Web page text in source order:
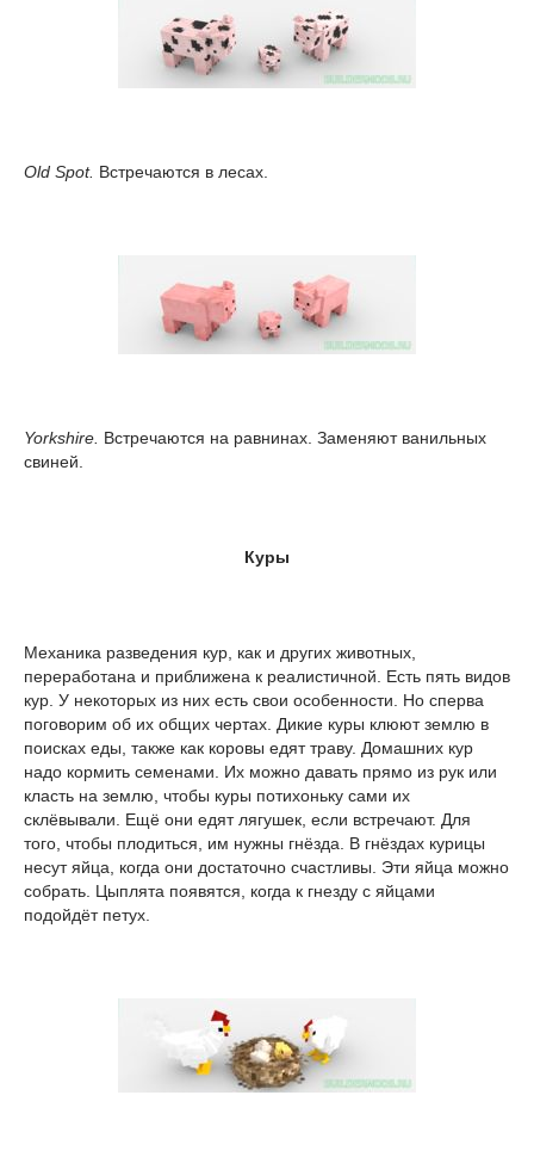
Old Spot. Встречаются в лесах.
Yorkshire. Встречаются на равнинах. Заменяют ванильных
свиней.
Куры
Механика разведения кур, как и других животных,
переработана и приближена к реалистичной. Есть пять видов
кур. У некоторых из них есть свои особенности. Но сперва
поговорим об их общих чертах. Дикие куры клюют землю в
поисках еды, также как коровы едят траву. Домашних кур
надо кормить семенами. Их можно давать прямо из рук или
класть на землю, чтобы куры потихоньку сами их
склёвывали. Ещё они едят лягушек, если встречают. Для
того, чтобы плодиться, им нужны гнёзда. В гнёздах курицы
несут яйца, когда они достаточно счастливы. Эти яйца можно
собрать. Цыплята появятся, когда к гнезду с яйцами
подойдёт петух.